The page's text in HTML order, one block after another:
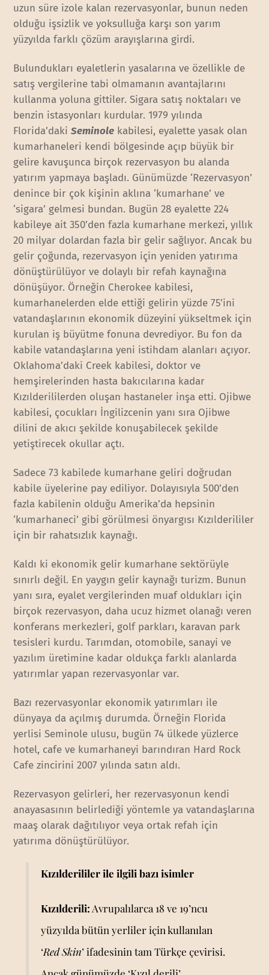
uzun süre izole kalan rezervasyonlar, bunun neden
olduğu işsizlik ve yoksulluğa karşı son yarım
yüzyılda farklı çözüm arayışlarına girdi.
Bulundukları eyaletlerin yasalarına ve özellikle de
satış vergilerine tabi olmamanın avantajlarını
kullanma yoluna gittiler. Sigara satış noktaları ve
benzin istasyonları kurdular. 1979 yılında
Florida’dakiSeminole kabilesi, eyalette yasak olan
kumarhaneleri kendi bölgesinde açıp büyük bir
gelire kavuşunca birçok rezervasyon bu alanda
yatırım yapmaya başladı. Günümüzde ‘Rezervasyon’
denince bir çok kişinin aklına ‘kumarhane’ ve
‘sigara’ gelmesi bundan. Bugün 28 eyalette 224
kabileye ait 350’den fazla kumarhane merkezi, yıllık
20 milyar dolardan fazla bir gelir sağlıyor. Ancak bu
gelir çoğunda, rezervasyon için yeniden yatırıma
dönüştürülüyor ve dolaylı bir refah kaynağına
dönüşüyor. Örneğin Cherokee kabilesi,
kumarhanelerden elde ettiği gelirin yüzde 75’ini
vatandaşlarının ekonomik düzeyini yükseltmek için
kurulan iş büyütme fonuna devrediyor. Bu fon da
kabile vatandaşlarına yeni istihdam alanları açıyor.
Oklahoma’daki Creek kabilesi, doktor ve
hemşirelerinden hasta bakıcılarına kadar
Kızılderililerden oluşan hastaneler inşa etti. Ojibwe
kabilesi, çocukları İngilizcenin yanı sıra Ojibwe
dilini de akıcı şekilde konuşabilecek şekilde
yetiştirecek okullar açtı.
Sadece 73 kabilede kumarhane geliri doğrudan
kabile üyelerine pay ediliyor. Dolayısıyla 500’den
fazla kabilenin olduğu Amerika’da hepsinin
‘kumarhaneci’ gibi görülmesi önyargısı Kızılderililer
için bir rahatsızlık kaynağı.
Kaldı ki ekonomik gelir kumarhane sektörüyle
sınırlı değil. En yaygın gelir kaynağı turizm. Bunun
yanı sıra, eyalet vergilerinden muaf oldukları için
birçok rezervasyon, daha ucuz hizmet olanağı veren
konferans merkezleri, golf parkları, karavan park
tesisleri kurdu. Tarımdan, otomobile, sanayi ve
yazılım üretimine kadar oldukça farklı alanlarda
yatırımlar yapan rezervasyonlar var.
Bazı rezervasyonlar ekonomik yatırımları ile
dünyaya da açılmış durumda. Örneğin Florida
yerlisi Seminole ulusu, bugün 74 ülkede yüzlerce
hotel, cafe ve kumarhaneyi barındıran Hard Rock
Cafe zincirini 2007 yılında satın aldı.
Rezervasyon gelirleri, her rezervasyonun kendi
anayasasının belirlediği yöntemle ya vatandaşlarına
maaş olarak dağıtılıyor veya ortak refah için
yatırıma dönüştürülüyor.
Kızılderililer ile ilgili bazı isimler
Kızılderili: Avrupalılarca 18 ve 19’ncu
yüzyılda bütün yerliler için kullanılan
‘Red Skin’ ifadesinin tam Türkçe çevirisi.